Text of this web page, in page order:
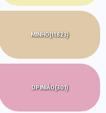
MINHO(11823)
OPINIÃO(301)